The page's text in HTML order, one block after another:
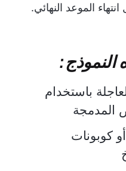
الموعد النهائي.
النموذج:
باستخدام
المدمجة
كوبونات